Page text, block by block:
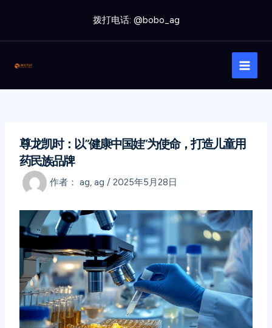
内
拨打电话: @bobo_ag
Main
Menu
尊龙凯时：以”健康中国娃”为使命，打造儿童用
药民族品牌
作者： ag, ag /2025年5月28日